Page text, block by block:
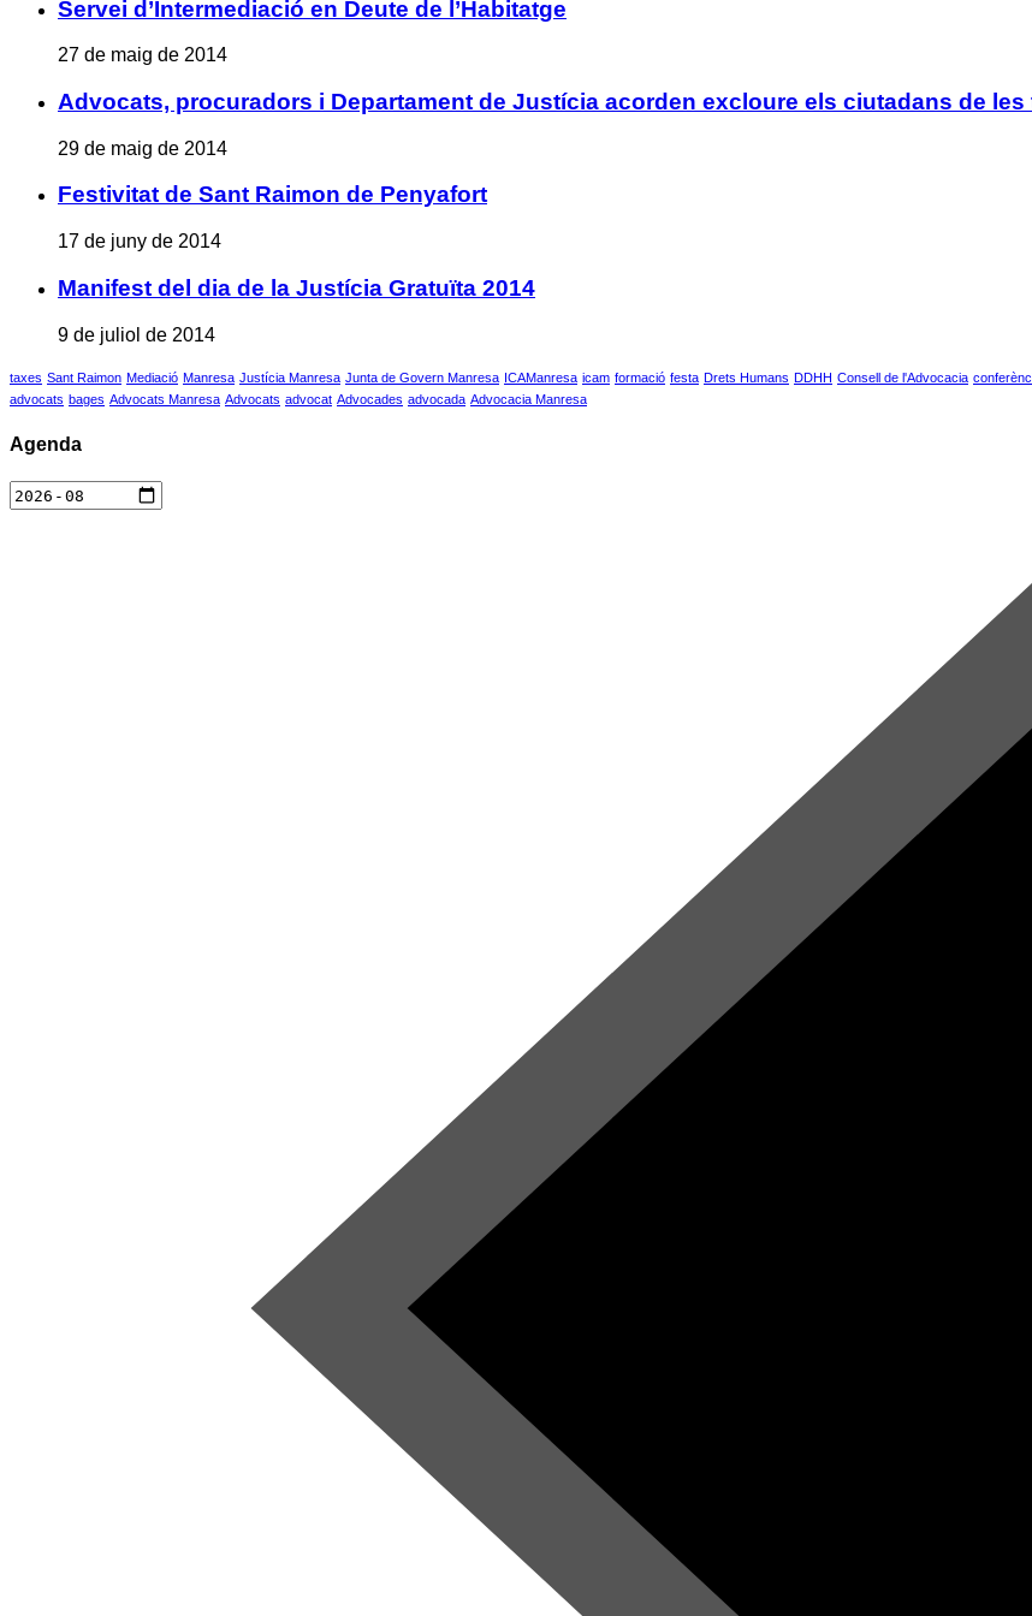
Servei d’Intermediació en Deute de l’Habitatge
27 de maig de 2014
Advocats, procuradors i Departament de Justícia acorden excloure els ciutadans de
29 de maig de 2014
Festivitat de Sant Raimon de Penyafort
17 de juny de 2014
Manifest del dia de la Justícia Gratuïta 2014
9 de juliol de 2014
taxes Sant Raimon Mediació Manresa Justícia Manresa Junta de Govern Manresa ICAManresa icam formació festa Drets Humans DDHH Consell de l'Advocacia
advocats bages Advocats Manresa Advocats advocat Advocades advocada Advocacia Manresa
Agenda